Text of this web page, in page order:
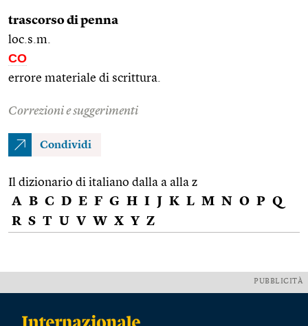
trascorso di penna
loc.s.m.
CO
errore materiale di scrittura.
Correzioni e suggerimenti
Condividi
Il dizionario di italiano dalla a alla z
A B C D E F G H I J K L M N O P Q
R S T U V W X Y Z
PUBBLICITÀ